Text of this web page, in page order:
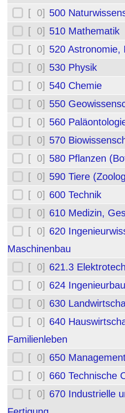
[ 0] 500
[ 0] 510 Mathematik
[ 0] 520 Astronomie,
[ 0] 530 Physik
[ 0] 540 Chemie
[ 0] 550
[ 0] 560
[ 0] 570
[ 0] 580 Pflanzen
[ 0] 590 Tiere
[ 0] 600 Technik
[ 0] 610 Medizin,
[ 0] 620
Maschinenbau
[ 0] 621.3
[ 0] 624
[ 0] 630
[ 0] 640
Familienleben
[ 0] 650
[ 0] 660 Technische
[ 0] 670 Industrielle